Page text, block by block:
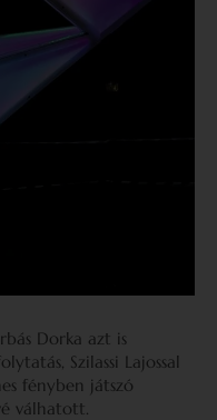
Dorka azt is
Szilassi Lajossal
fényben játszó
válhatott.